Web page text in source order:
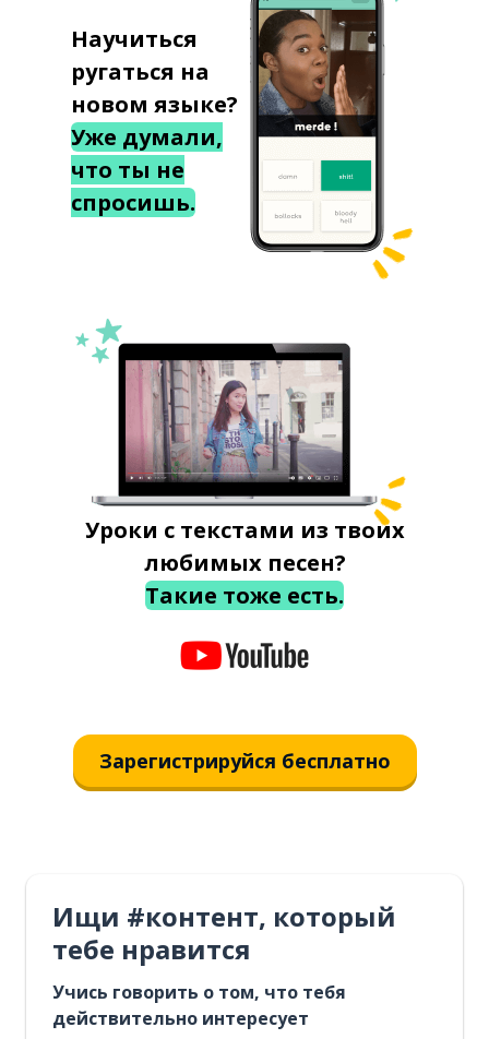
Научиться
ругаться на
новом языке?
Уже думали,
что ты не
спросишь.
Уроки с текстами из твоих
любимых песен?
Такие тоже есть.
Зарегистрируйся бесплатно
Ищи #контент, который
тебе нравится
Учись говорить о том, что тебя
действительно интересует